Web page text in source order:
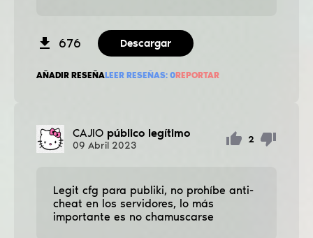
676 Descargar
AÑADIR RESEÑALEER RESEÑAS: 0REPORTAR
CAJIO público legítimo
09 Abril 2023
2
Legit cfg para publiki, no prohíbe anti-
cheat en los servidores, lo más
importante es no chamuscarse